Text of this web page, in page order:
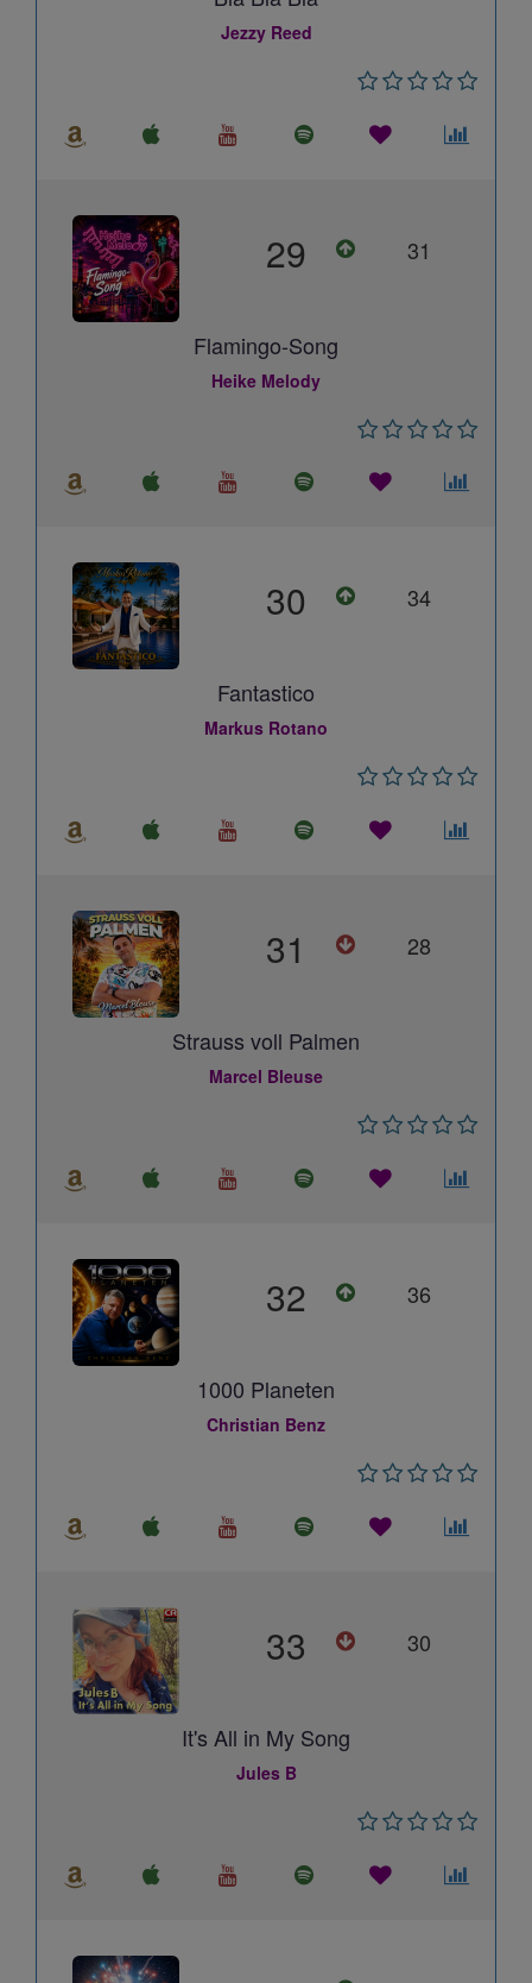
Jezzy Reed
29 31
Flamingo-Song
Heike Melody
30 34
Fantastico
Markus Rotano
31 28
Strauss voll Palmen
Marcel Bleuse
32 36
1000 Planeten
Christian Benz
33 30
It's All in My Song
Jules B